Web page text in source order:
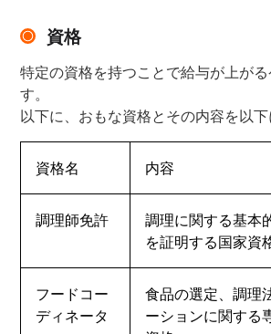
資格
特定の資格を持つことで給与が上が
す。
以下に、おもな資格とその内容を以下
資格名 内容
調理師免許
調理に関する基本
を証明する国家資
フードコー
ディネータ
食品の選定、調理
ーションに関する